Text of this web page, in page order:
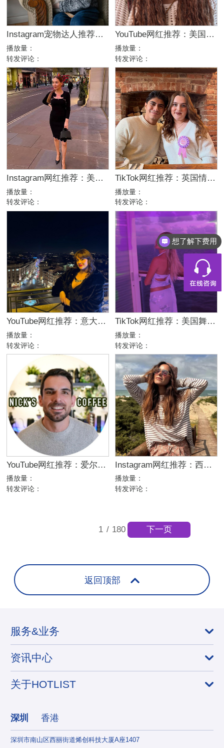
Instagram宠物达人推荐：加拿大猫咪生活博主，适合宠物品牌合作
播放量：
转发评论：
YouTube网红推荐：美国生活方式Vlog博主，200万粉家庭达人合作
播放量：
转发评论：
Instagram网红推荐：美国美妆护肤博主，46万粉幽默科普达人合作
播放量：
转发评论：
TikTok网红推荐：英国情侣生活旅行博主，互动挑战达人合作
播放量：
转发评论：
YouTube网红推荐：意大利家庭生活美妆护肤尾部博主
播放量：
转发评论：
TikTok网红推荐：美国舞蹈美女娱乐达人资源
播放量：
转发评论：
YouTube网红推荐：爱尔兰咖啡设备测评博主
播放量：
转发评论：
Instagram网红推荐：西班牙母婴亲子家庭博主，出海品牌合作推荐
播放量：
转发评论：
1 / 180 下一页
返回顶部
服务&业务
资讯中心
关于HOTLIST
深圳 香港
深圳市南山区西丽街道烯创科技大厦A座1407
想了解下费用